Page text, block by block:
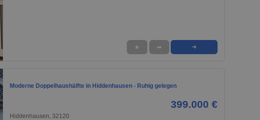
★ ➦ ➜
Moderne Doppelhaushälfte in Hiddenhausen - Ruhig gelegen
399.000 €
Hiddenhausen, 32120